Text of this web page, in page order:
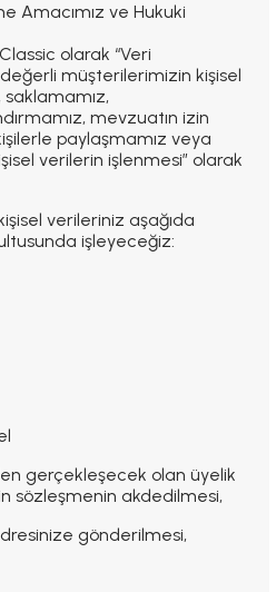
Amacımız ve Hukuki
olarak “Veri
değerli müşterilerimizin kişisel
mevzuatın izin
paylaşmamız veya
verilerin işlenmesi” olarak
verileriniz aşağıda
işleyeceğiz:
gerçekleşecek olan üyelik
sözleşmenin akdedilmesi,
gönderilmesi,